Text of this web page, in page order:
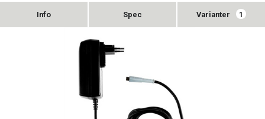
Varianter 1